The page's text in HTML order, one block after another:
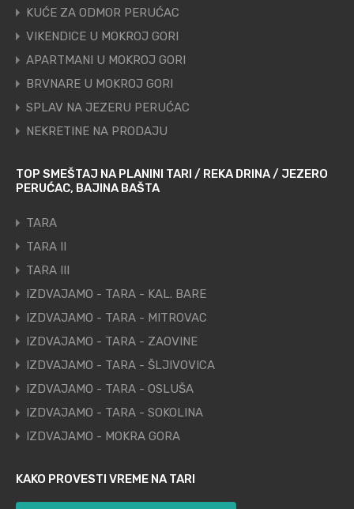
KUĆE ZA ODMOR PERUĆAC
VIKENDICE U MOKROJ GORI
APARTMANI U MOKROJ GORI
BRVNARE U MOKROJ GORI
SPLAV NA JEZERU PERUĆAC
NEKRETINE NA PRODAJU
TOP SMEŠTAJ NA PLANINI TARI / REKA DRINA / JEZERO
PERUĆAC, BAJINA BAŠTA
TARA
TARA II
TARA III
IZDVAJAMO - TARA - KAL. BARE
IZDVAJAMO - TARA - MITROVAC
IZDVAJAMO - TARA - ZAOVINE
IZDVAJAMO - TARA - ŠLJIVOVICA
IZDVAJAMO - TARA - OSLUŠA
IZDVAJAMO - TARA - SOKOLINA
IZDVAJAMO - MOKRA GORA
KAKO PROVESTI VREME NA TARI